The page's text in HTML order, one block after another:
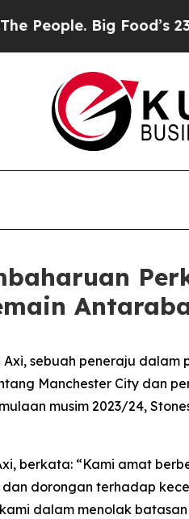
Big Food’s 239
Axi, sebuah peneraju
Manchester City dan
musim 2023/24,
berkata: “Kami amat
dorongan terhadap
dalam menolak